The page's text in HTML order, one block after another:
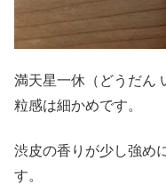
満天星一休（どうだん
粒感は細かめです。
渋皮の香りが少し強め
す。